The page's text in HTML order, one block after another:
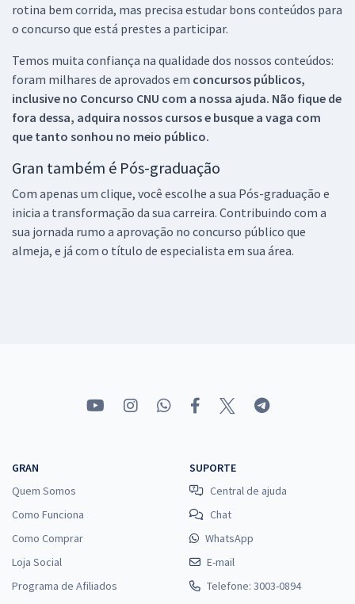
rotina bem corrida, mas precisa estudar bons conteúdos para
o concurso que está prestes a participar.
Temos muita confiança na qualidade dos nossos conteúdos:
foram milhares de aprovados em concursos públicos,
inclusive no Concurso CNU com a nossa ajuda. Não fique de
fora dessa, adquira nossos cursos e busque a vaga com
que tanto sonhou no meio público.
Gran também é Pós-graduação
Com apenas um clique, você escolhe a sua Pós-graduação e
inicia a transformação da sua carreira. Contribuindo com a
sua jornada rumo a aprovação no concurso público que
almeja, e já com o título de especialista em sua área.
GRAN
Quem Somos
Como Funciona
Como Comprar
Loja Social
Programa de Afiliados
SUPORTE
Central de ajuda
Chat
WhatsApp
E-mail
Telefone: 3003-0894